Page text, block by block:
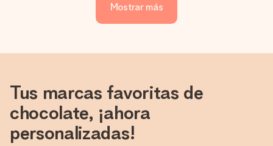
Mostrar más
Tus marcas favoritas de
chocolate, ¡ahora
personalizadas!